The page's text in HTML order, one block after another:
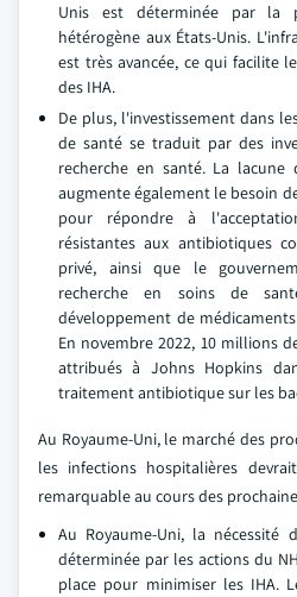
Unis est déterminée par la
hétérogène aux États-Unis.
est très avancée, ce qui facilite
des IHA.
De plus, l'investissement dans
de santé se traduit par des
recherche en santé. La lacune
augmente également le besoin
pour répondre à
résistantes aux antibiotiques
privé, ainsi que le
recherche en soins de
développement de
En novembre 2022, 10 millions
attribués à Johns Hopkins
traitement antibiotique sur les
Au Royaume-Uni, le marché des
les infections hospitalières
remarquable au cours des
Au Royaume-Uni, la
déterminée par les actions du
place pour minimiser les IHA.